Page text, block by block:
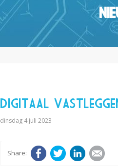
Digitaal
dinsdag 4 juli 2023
FacebookTwitterLinkedInE-mail